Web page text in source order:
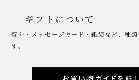
ギフトについて
熨斗・メッセージカード・紙袋など、種
す。